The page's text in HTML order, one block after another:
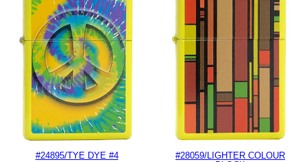
#24895/TYE DYE #4
#28059/LIGHTER COLOUR